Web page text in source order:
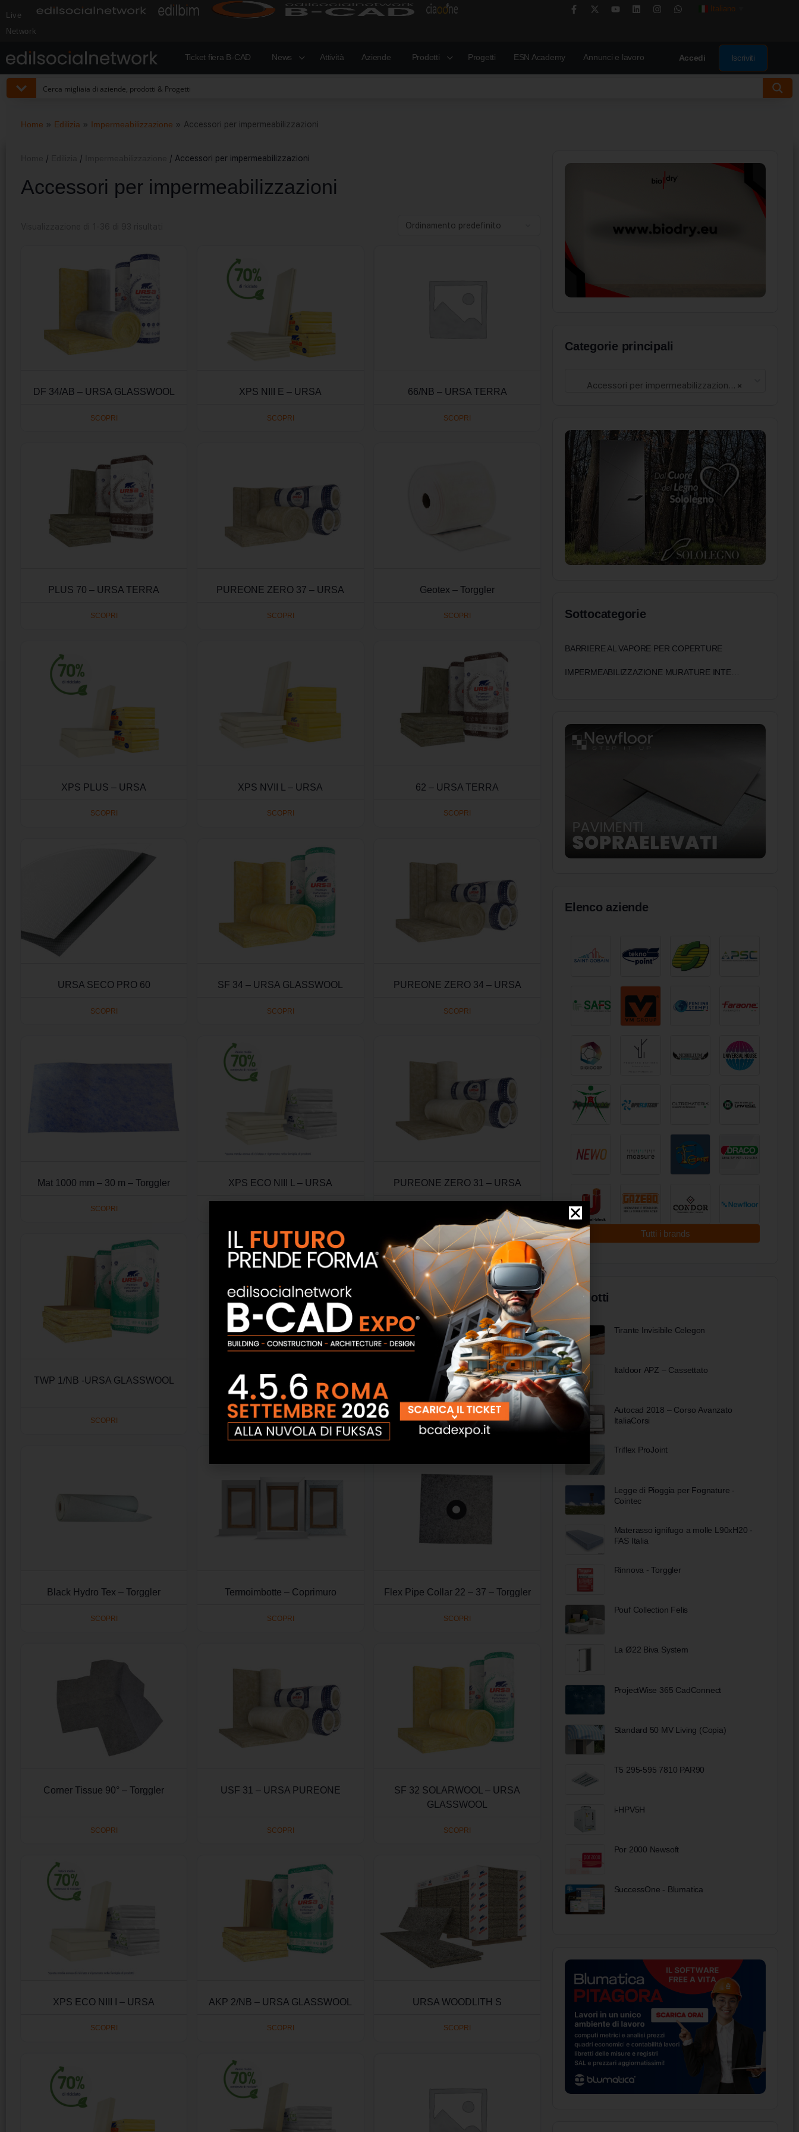
Live
Network
Italiano
Ticket fiera B-CAD News Attività Aziende Prodotti Progetti ESN Academy Annunci e lavoro Accedi Iscriviti
Home » Edilizia » Impermeabilizzazione » Accessori per impermeabilizzazioni
/ / / Accessori per impermeabilizzazioni
Accessori per impermeabilizzazioni
DF 34/AB – URSA GLASSWOOL
SCOPRI
XPS NIII E – URSA
SCOPRI
66/NB – URSA TERRA
SCOPRI
PLUS 70 – URSA TERRA
SCOPRI
PUREONE ZERO 37 – URSA
SCOPRI
Geotex – Torggler
SCOPRI
XPS PLUS – URSA
SCOPRI
XPS NVII L – URSA
SCOPRI
62 – URSA TERRA
SCOPRI
URSA SECO PRO 60
SCOPRI
SF 34 – URSA GLASSWOOL
SCOPRI
PUREONE ZERO 34 – URSA
SCOPRI
Mat 1000 mm – 30 m – Torggler
SCOPRI
XPS ECO NIII L – URSA PUREONE ZERO 31 – URSA
TWP 1/NB -URSA GLASSWOOL
SCOPRI
Anelli antiriflusso e prolunghe per
bocchettoni EPDM Eterno Ivica
SCOPRI
S27P – URSA MAIOR
SCOPRI
Black Hydro Tex – Torggler
SCOPRI
Termoimbotte – Coprimuro
SCOPRI
Flex Pipe Collar 22 – 37 – Torggler
SCOPRI
Corner Tissue 90° – Torggler
SCOPRI
USF 31 – URSA PUREONE
SCOPRI
SF 32 SOLARWOOL – URSA
GLASSWOOL
SCOPRI
XPS ECO NIII I – URSA
SCOPRI
AKP 2/NB – URSA GLASSWOOL
SCOPRI
URSA WOODLITH S
SCOPRI
Categorie principali
×
Accessori per impermeabilizzazioni (93)
Sottocategorie
BARRIERE AL VAPORE PER COPERTURE
Elenco aziende
Tutti i brands
Prodotti
Tirante Invisibile Celegon
Italdoor APZ – Cassettato
Autocad 2018 – Corso Avanzato
ItaliaCorsi
Triflex ProJoint
Legge di Pioggia per Fognature -
Cointec
Materasso ignifugo a molle L90xH20 -
FAS Italia
Rinnova - Torggler
Pouf Collection Felis
La Ø22 Biva System
ProjectWise 365 CadConnect
Standard 50 MV Living (Copia)
T5 295-595 7810 PAR90
i-HPV5H
Por 2000 Newsoft
SuccessOne - Blumatica